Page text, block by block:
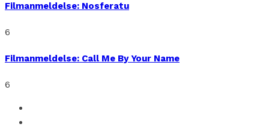
Filmanmeldelse: Nosferatu
6
Filmanmeldelse: Call Me By Your Name
6